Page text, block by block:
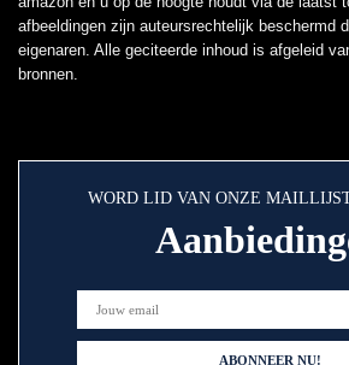
afbeeldingen zijn auteursrechtelijk beschermd
eigenaren. Alle geciteerde inhoud is afgeleid
bronnen.
WORD LID VAN ONZE